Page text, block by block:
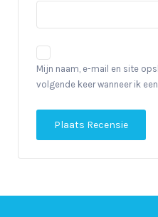
Mijn naam, e-mail en site
volgende keer wanneer ik